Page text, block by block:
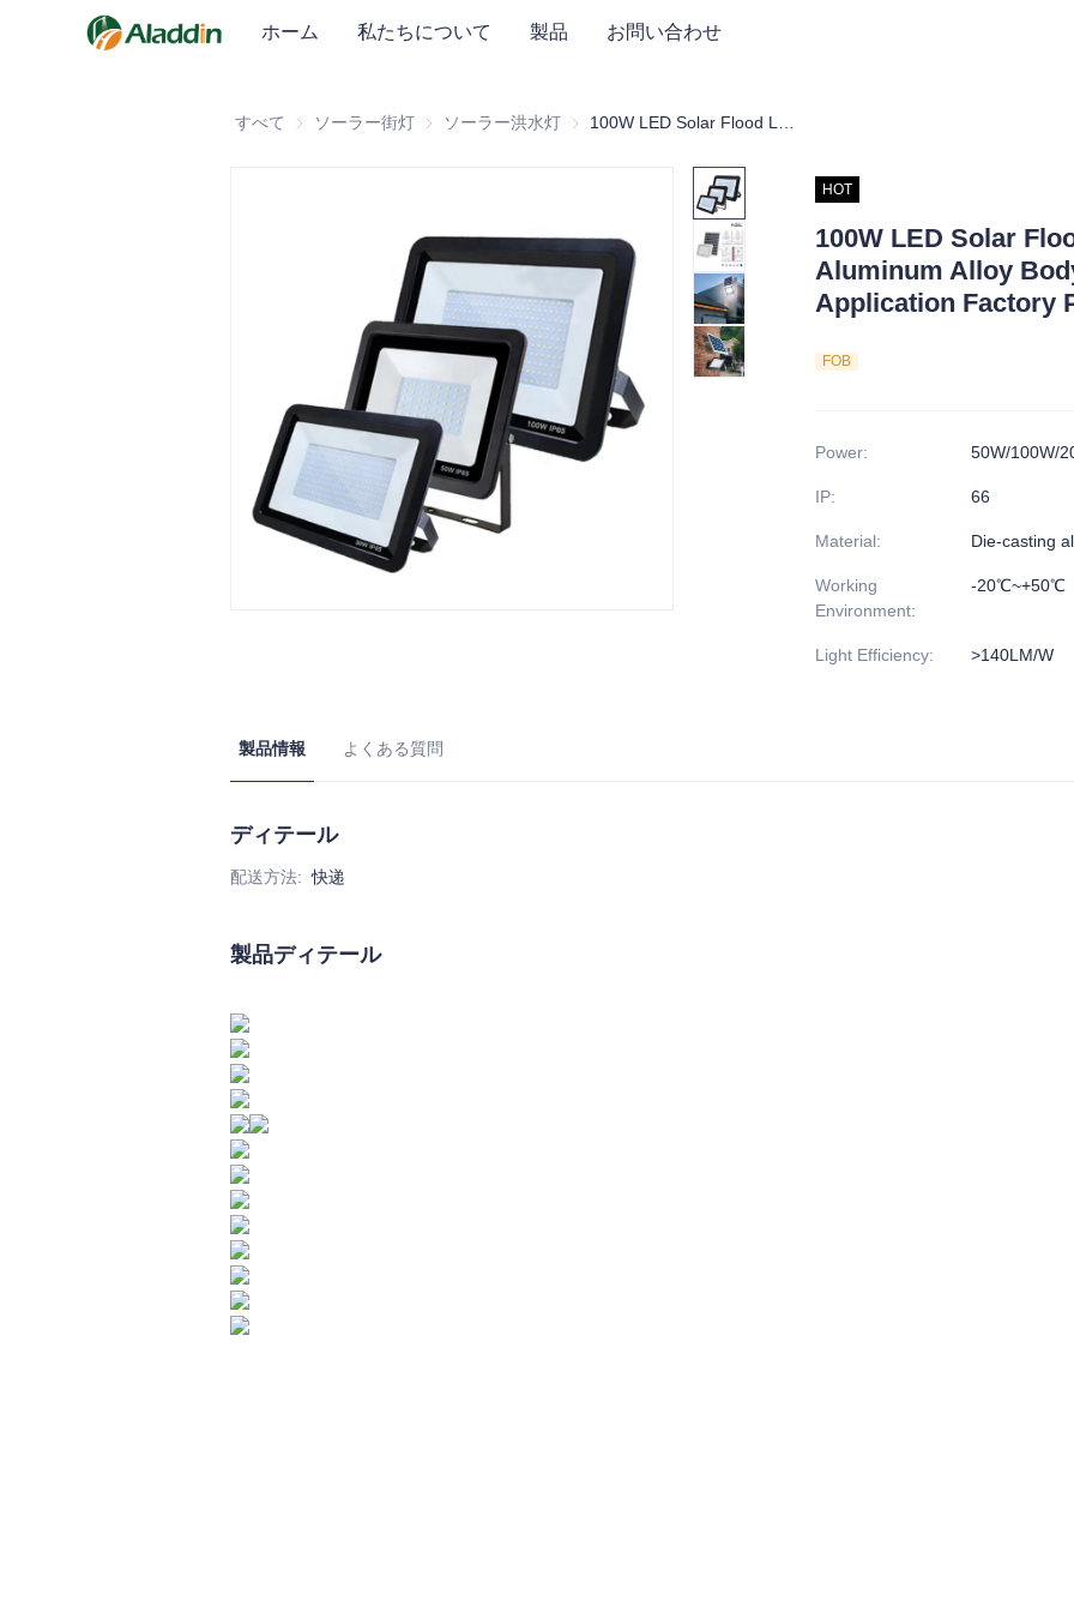
ホーム 私たちについて 製品 お問い合わせ
すべて ソーラー街灯 ソーラー街灯
ソーラー洪水灯 ソーラー洪水灯
HOT
100W LED Solar
Aluminum Alloy
Application Factory
FOB
Power: 50W/100W/
IP: 66
Material: Die-casting
Working
Environment:
-20℃~+50℃
Light Efficiency: >140LM/W
製品情報 よくある質問
ディテール
配送方法: 快递
製品ディテール